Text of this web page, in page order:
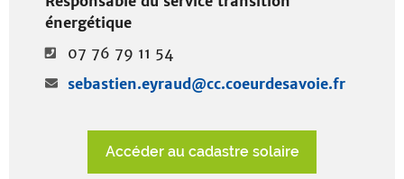
énergétique
07 76 79 11 54
sebastien.eyraud@cc.coeurdesavoie.fr
Accéder au cadastre solaire